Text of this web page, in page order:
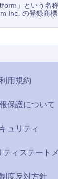
」という名
Inc. の登録商標
利用規約
保護について
ュリティ
ティステート
度反対方針